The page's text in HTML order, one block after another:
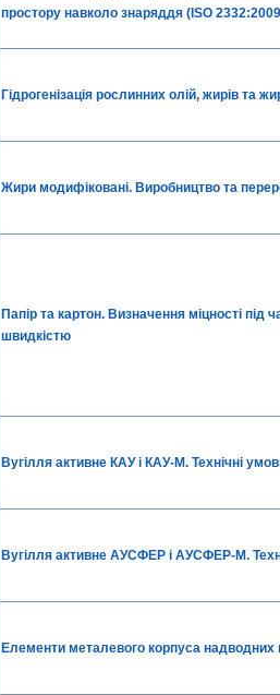
простору навколо знаряддя (ISO
Гідрогенізація рослинних олій, жирів та
Жири модифіковані. Виробництво та
Папір та картон. Визначення міцності
швидкістю
Вугілля активне КАУ i КАУ-М. Технічні
Вугілля активне АУСФЕР i АУСФЕР-М.
Елементи металевого корпуса надводних